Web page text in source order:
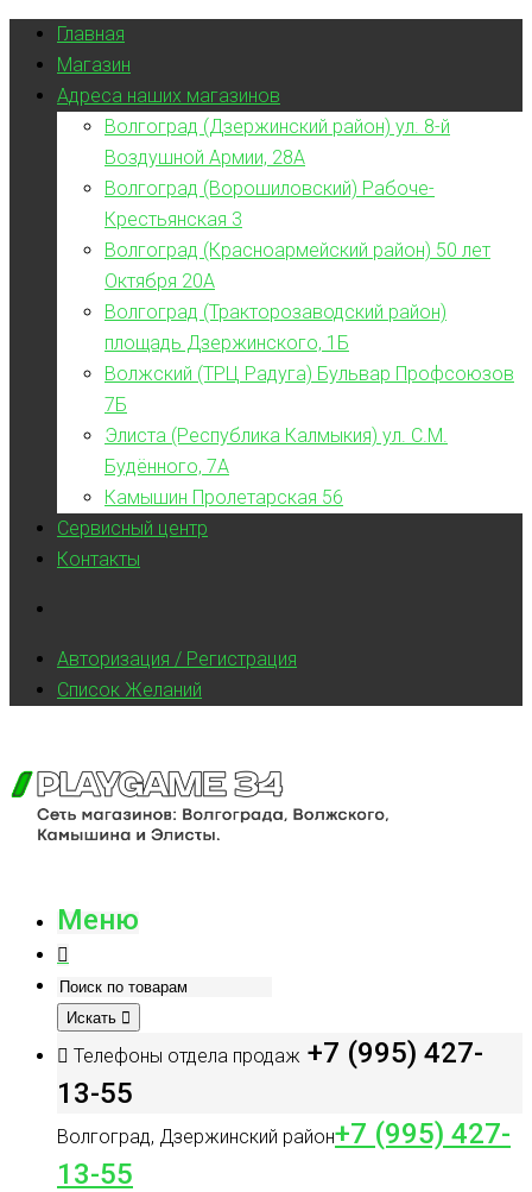
Главная
Магазин
Адреса наших магазинов
Волгоград (Дзержинский район) ул. 8-й
Воздушной Армии, 28А
Волгоград (Ворошиловский) Рабоче-
Крестьянская 3
Волгоград (Красноармейский район) 50 лет
Октября 20А
Волгоград (Тракторозаводский район)
площадь Дзержинского, 1Б
Волжский (ТРЦ Радуга) Бульвар Профсоюзов
7Б
Элиста (Республика Калмыкия) ул. С.М.
Будённого, 7А
Камышин Пролетарская 56
Сервисный центр
Контакты
Авторизация / Регистрация
Список Желаний
Меню
Искать
Телефоны отдела продаж +7 (995) 427-
13-55
Волгоград, Дзержинский район+7 (995) 427-
13-55